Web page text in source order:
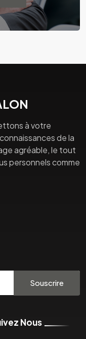
à votre
de la
agréable, le tout
personnels comme
Souscrire
Nous